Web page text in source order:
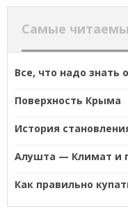
Самые
Все, что надо знать
Поверхность Крыма
История
Алушта — Климат и
Как правильно